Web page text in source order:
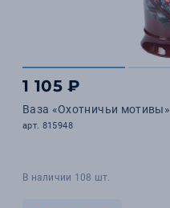
1 105 ₽
Ваза «Охотничьи мотивы»
арт. 815948
В наличии 108 шт.